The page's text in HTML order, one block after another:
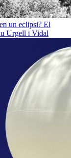
un eclipsi? El
Urgell i Vidal